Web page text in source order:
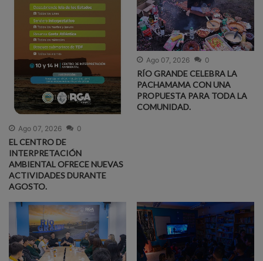
Ago 07, 2026 0
EL CENTRO DE
INTERPRETACIÓN
AMBIENTAL OFRECE NUEVAS
ACTIVIDADES DURANTE
AGOSTO.
Ago 07, 2026 0
RÍO GRANDE CELEBRA LA
PACHAMAMA CON UNA
PROPUESTA PARA TODA LA
COMUNIDAD.